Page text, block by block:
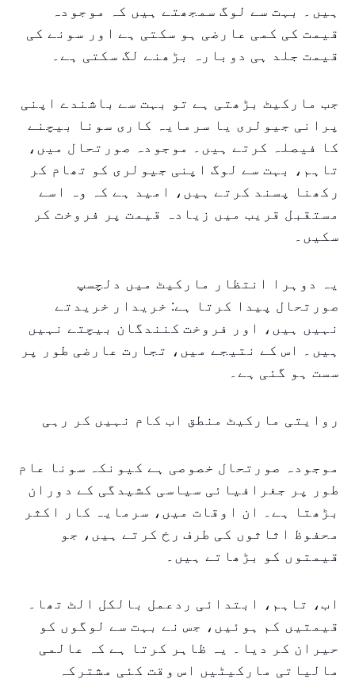
ہیں۔ بہت سے لوگ سمجھتے ہیں کہ موجودہ
قیمت کی کمی عارضی ہو سکتی ہے اور سونے کی
قیمت جلد ہی دوبارہ بڑھنے لگ سکتی ہے۔
جب مارکیٹ بڑھتی ہے تو بہت سے باشندے اپنی
پرانی جیولری یا سرمایہ کاری سونا بیچنے
کا فیصلہ کرتے ہیں۔ موجودہ صورتحال میں،
تاہم، بہت سے لوگ اپنی جیولری کو تھام کر
رکھنا پسند کرتے ہیں، امید ہے کہ وہ اسے
مستقبل قریب میں زیادہ قیمت پر فروخت کر
سکیں۔
یہ دوہرا انتظار مارکیٹ میں دلچسپ
صورتحال پیدا کرتا ہے: خریدار خریدتے
نہیں ہیں، اور فروخت کنندگان بیچتے نہیں
ہیں۔ اس کے نتیجے میں، تجارت عارضی طور پر
سست ہو گئی ہے۔
روایتی مارکیٹ منطق اب کام نہیں کر رہی
موجودہ صورتحال خصوصی ہے کیونکہ سونا عام
طور پر جغرافیائی سیاسی کشیدگی کے دوران
بڑھتا ہے۔ ان اوقات میں، سرمایہ کار اکثر
محفوظ اثاثوں کی طرف رخ کرتے ہیں، جو
قیمتوں کو بڑھاتے ہیں۔
اب، تاہم، ابتدائی ردعمل بالکل الٹ تھا۔
قیمتیں کم ہوئیں، جس نے بہت سے لوگوں کو
حیران کر دیا۔ یہ ظاہر کرتا ہے کہ عالمی
مالیاتی مارکیٹیں اس وقت کئی مشترکہ